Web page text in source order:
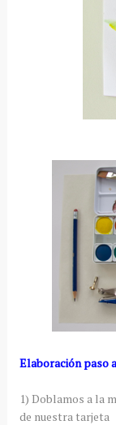
Elaboración paso
1) Doblamos a la
de nuestra tarjeta